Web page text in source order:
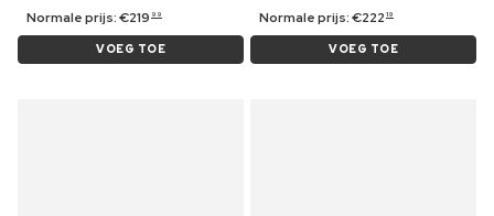
Normale prijs:€219 99
VOEG TOE
Normale prijs:€222 19
VOEG TOE